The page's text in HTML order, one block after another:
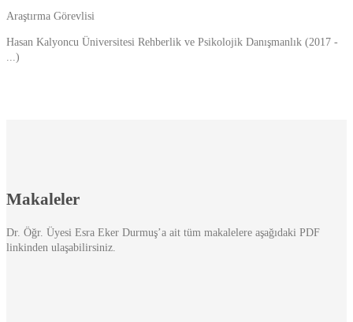
Araştırma Görevlisi
Hasan Kalyoncu Üniversitesi Rehberlik ve Psikolojik Danışmanlık (2017 -
...)
Makaleler
Dr. Öğr. Üyesi Esra Eker Durmuş’a ait tüm makalelere aşağıdaki PDF
linkinden ulaşabilirsiniz.